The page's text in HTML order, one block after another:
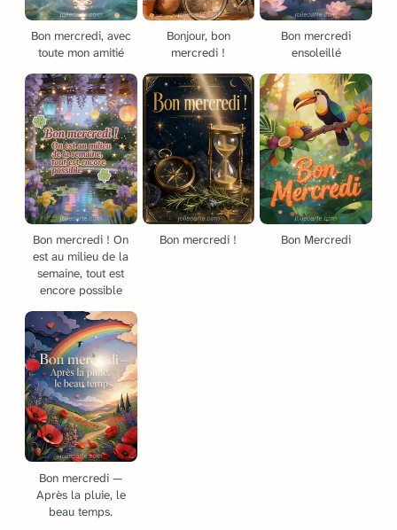
Bon mercredi, avec
toute mon amitié
Bonjour, bon
mercredi !
Bon mercredi
ensoleillé
Bon mercredi ! On
est au milieu de la
semaine, tout est
encore possible
Bon mercredi ! Bon Mercredi
Bon mercredi —
Après la pluie, le
beau temps.